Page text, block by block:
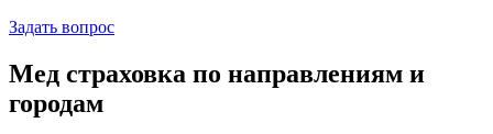
Задать вопрос
Мед страховка по направлениям и
городам